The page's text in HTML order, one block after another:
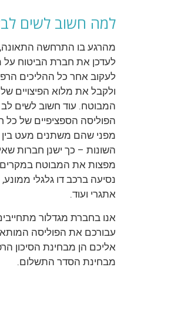
למה חשוב לשים
מהרגע בו התרחשה
לעדכן את חברת הביטוח על
לעקוב אחר כל ההליכים
ולקבל את מלוא הפיצויים
המבוטח. עוד חשוב לשים לב
הפוליסה הספציפיים של כל
מפני שהם משתנים מעט
השונות – כך ישנן חברות
מפצות את המבוטח
נסיעה ברכב דו גלגלי
אתגרי ועוד.
אנו בחברת מגדלור
עבורכם את הפוליסה
אליכם הן מבחינת הסיכון
מבחינת הסדר התשלום.